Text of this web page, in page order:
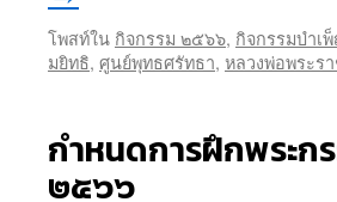
โพสท์ใน กิจกรรม ๒๕๖๖, กิจกรรมบำเ
มยิทธิ, ศูนย์พุทธศรัทธา, หลวงพ่อพระร
กำหนดการฝึกพระก
๒๕๖๖